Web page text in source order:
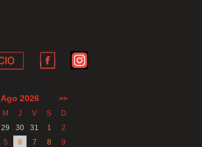
Ago 2026
>>
M J V S
D
29 30 31 1
2
5 6 7 8
9